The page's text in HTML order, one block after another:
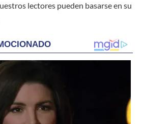
lectores pueden basarse en su